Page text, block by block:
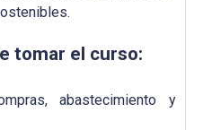
tomar el curso:
abastecimiento y